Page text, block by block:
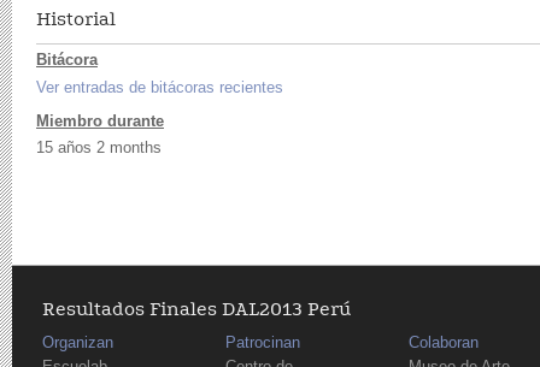
Historial
Bitácora
Ver entradas de bitácoras recientes
Miembro durante
15 años 2 months
Resultados Finales DAL2013 Perú
Organizan
Patrocinan
Colaboran